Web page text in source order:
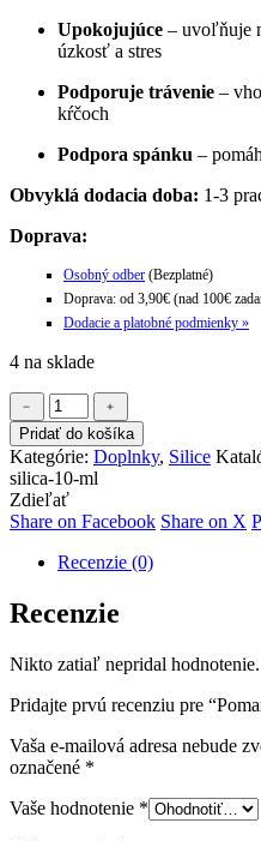
Upokojujúce – uvoľňuje
úzkosť a stres
Podporuje trávenie –
kŕčoch
Podpora spánku –
Obvyklá dodacia doba: 1-3
Doprava:
Osobný odber (Bezplatné)
Doprava: od 3,90€ (nad 100€
Dodacie a platobné podmienky »
4 na sklade
množstvo
Pomaranč
sladký
silica
10
ml
﹣
﹢
Pridať do košíka
Kategórie: Doplnky, Silice
silica-10-ml
Zdieľať
Share on FacebookShare
Share on X
Recenzie (0)
Recenzie
Nikto zatiaľ nepridal hodnotenie.
Pridajte prvú recenziu pre
Vaša e-mailová adresa nebude
označené *
Vaše hodnotenie *